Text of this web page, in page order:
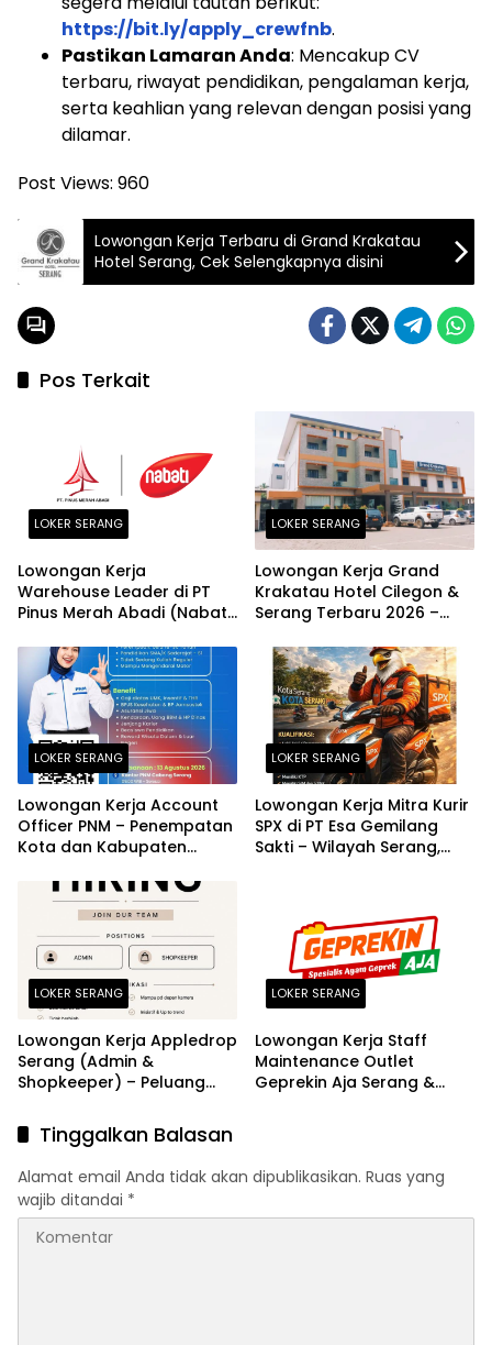
https://bit.ly/apply_crewfnb.
Pastikan Lamaran Anda: Mencakup CV
terbaru, riwayat pendidikan, pengalaman kerja,
serta keahlian yang relevan dengan posisi yang
dilamar.
Post Views: 960
Lowongan Kerja Terbaru di Grand Krakatau
Hotel Serang, Cek Selengkapnya disini
Pos Terkait
LOKER SERANG
Lowongan Kerja
Warehouse Leader di PT
Pinus Merah Abadi (Nabati
(Serang Barat) Terbaru
2026
LOKER SERANG
Lowongan Kerja Grand
Krakatau Hotel Cilegon &
Serang Terbaru 2026 –
Desain Grafis, Sales
Marketing, & Manager
Operasional
LOKER SERANG
Lowongan Kerja Account
Officer PNM – Penempatan
Kota dan Kabupaten
LOKER SERANG
Lowongan Kerja Mitra Kurir
SPX di PT Esa Gemilang
Sakti – Wilayah Serang,
LOKER SERANG
Lowongan Kerja Appledrop
Serang (Admin &
Shopkeeper) – Peluang
LOKER SERANG
Lowongan Kerja Staff
Maintenance Outlet
Geprekin Aja Serang &
Tinggalkan Balasan
Alamat email Anda tidak akan dipublikasikan. Ruas yang
wajib ditandai *